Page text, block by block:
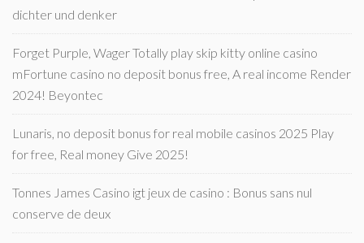
dichter und denker
Forget Purple, Wager Totally play skip kitty online casino
mFortune casino no deposit bonus free, A real income Render
2024! Beyontec
Lunaris, no deposit bonus for real mobile casinos 2025 Play
for free, Real money Give 2025!
Tonnes James Casino igt jeux de casino : Bonus sans nul
conserve de deux